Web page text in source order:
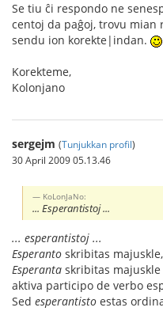
Se tiu ĉi respondo ne
centoj da paĝoj, trovu mian
sendu ion korekte|indan.
Korekteme,
Kolonjano
sergejm (Tunjukkan profil)
30 April 2009 05.13.46
KoLonJaNo:
... Esperantistoj ...
... esperantistoj ...
Esperanto skribitas
Esperanta skribitas
aktiva participo de verbo
Sed esperantisto estas